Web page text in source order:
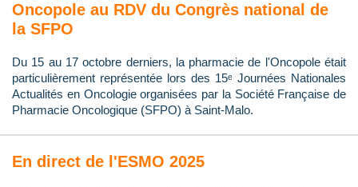
Oncopole au RDV du Congrès national de
la SFPO
Du 15 au 17 octobre derniers, la pharmacie de l'Oncopole était
particulièrement représentée lors des 15ᵉ Journées Nationales
Actualités en Oncologie organisées par la Société Française de
Pharmacie Oncologique (SFPO) à Saint-Malo.
En direct de l'ESMO 2025